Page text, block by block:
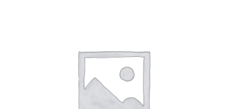
BUREAUX / PME
HOTELS / RESTAURANTS